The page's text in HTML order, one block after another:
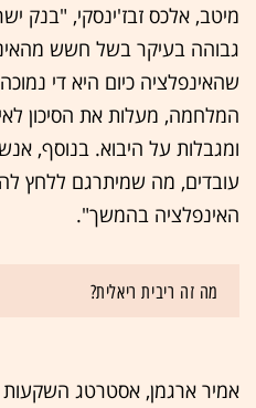
מיטב, אלכס זבז'ינסקי, "בנק
גבוהה בעיקר בשל חשש
שהאינפלציה כיום היא די
המלחמה, מעלות את הסיכון
ומגבלות על היבוא. בנוסף,
עובדים, מה שמיתרגם ללחץ
האינפלציה בהמשך".
מה זה ריבית ריאלית?
אמיר ארגמן, אסטרטג השקעות